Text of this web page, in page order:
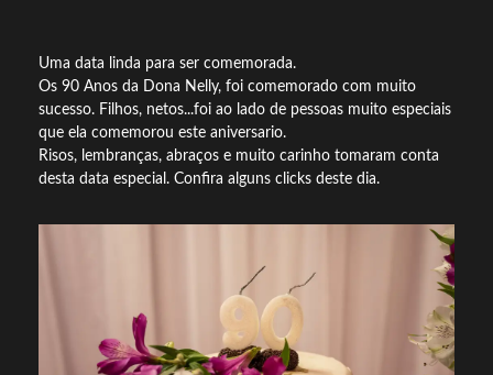
Uma data linda para ser comemorada.
Os 90 Anos da Dona Nelly, foi comemorado com muito
sucesso. Filhos, netos...foi ao lado de pessoas muito especiais
que ela comemorou este aniversario.
Risos, lembranças, abraços e muito carinho tomaram conta
desta data especial. Confira alguns clicks deste dia.